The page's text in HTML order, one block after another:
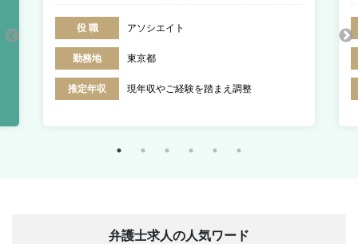
役 職 アソシエイト
勤務地 東京都
推定年収 現年収やご経験を踏まえ調整
弁護士求人の人気ワード